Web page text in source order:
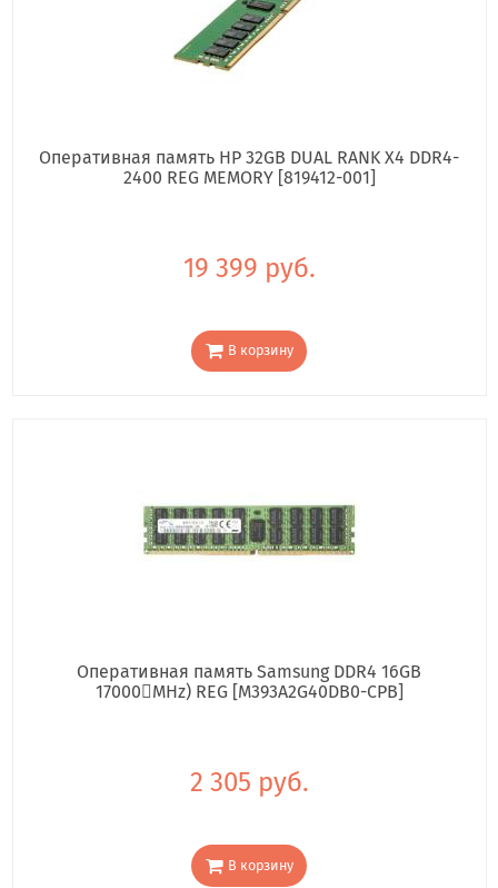
Оперативная память HP 32GB DUAL RANK X4 DDR4-
2400 REG MEMORY [819412-001]
19 399 руб.
В корзину
Оперативная память Samsung DDR4 16GB
17000񢋕MHz) REG [M393A2G40DB0-CPB]
2 305 руб.
В корзину